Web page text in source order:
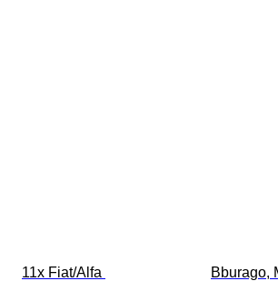
11x Fiat/Alfa
Bburago,